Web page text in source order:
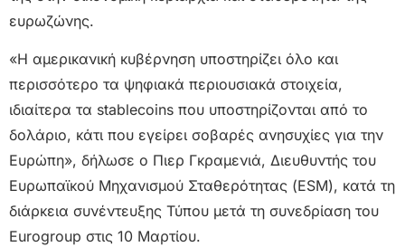
ευρωζώνης.
«Η αμερικανική κυβέρνηση υποστηρίζει όλο και
περισσότερο τα ψηφιακά περιουσιακά στοιχεία,
ιδιαίτερα τα stablecoins που υποστηρίζονται από το
δολάριο, κάτι που εγείρει σοβαρές ανησυχίες για την
Ευρώπη», δήλωσε ο Πιερ Γκραμενιά, Διευθυντής του
Ευρωπαϊκού Μηχανισμού Σταθερότητας (ESM), κατά τη
διάρκεια συνέντευξης Τύπου μετά τη συνεδρίαση του
Eurogroup στις 10 Μαρτίου.